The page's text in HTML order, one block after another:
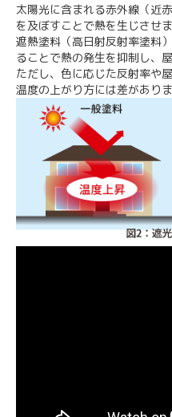
太陽光に含まれる赤外線（近
を及ぼすことで熱を生じさせま
遮熱塗料（高日射反射率塗料
ることで熱の発生を抑制し、
ただし、色に応じた反射率や
温度の上がり方には差がありま